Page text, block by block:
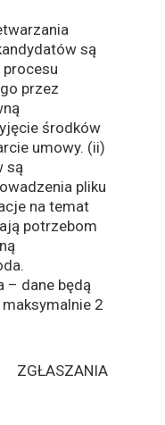
są
przez
środków
umowy. (ii)
są
pliku
na temat
potrzebom
– dane będą
2